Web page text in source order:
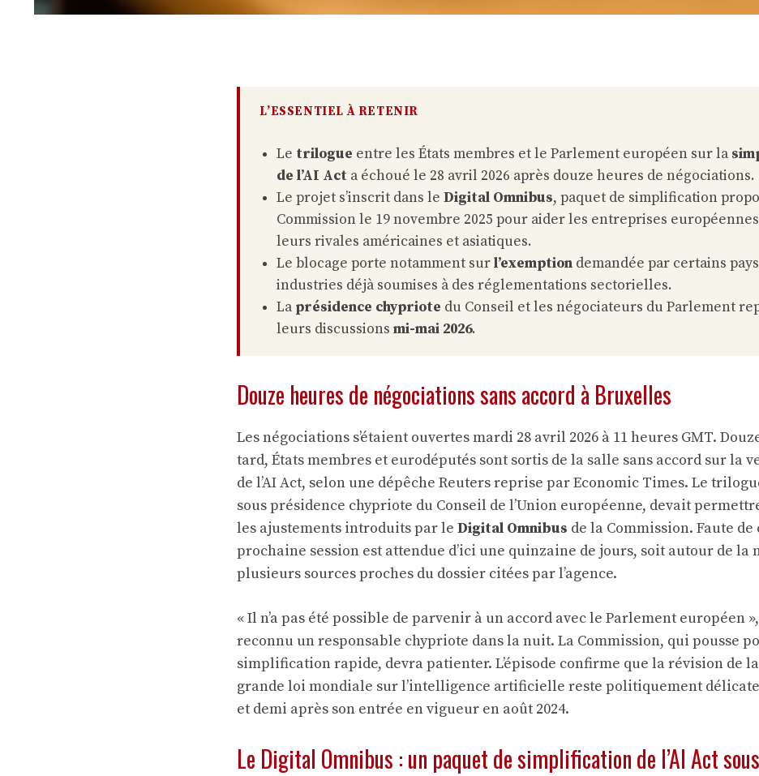
L’ESSENTIEL À RETENIR
Le trilogue entre les États membres et le Parlement européen sur la
de l’AI Act a échoué le 28 avril 2026 après douze heures de négociations.
Le projet s’inscrit dans leDigital Omnibus, paquet de simplification
Commission le 19 novembre 2025 pour aider les entreprises
leurs rivales américaines et asiatiques.
Le blocage porte notamment surl’exemption demandée par certains
industries déjà soumises à des réglementations sectorielles.
La présidence chypriote du Conseil et les négociateurs du Parlement
leurs discussionsmi-mai 2026.
Douze heures de négociations sans accord à Bruxelles
Les négociations s’étaient ouvertes mardi 28 avril 2026 à 11 heures GMT.
tard, États membres et eurodéputés sont sortis de la salle sans accord sur la
de l’AI Act, selon une dépêche Reuters reprise par Economic Times. Le
sous présidence chypriote du Conseil de l’Union européenne, devait
les ajustements introduits par le Digital Omnibus de la Commission. Faute de
prochaine session est attendue d’ici une quinzaine de jours, soit autour de la
plusieurs sources proches du dossier citées par l’agence.
« Il n’a pas été possible de parvenir à un accord avec le Parlement européen
reconnu un responsable chypriote dans la nuit. La Commission, qui pousse
simplification rapide, devra patienter. L’épisode confirme que la révision de
grande loi mondiale sur l’intelligence artificielle reste politiquement
et demi après son entrée en vigueur en août 2024.
Le Digital Omnibus : un paquet de simplification de l’AI Act